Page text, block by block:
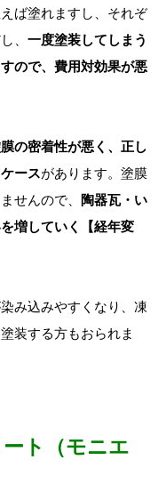
ば塗れますし、それぞ
、 一度塗装してしまう
ので、費用対効果が悪
の密着性が悪く、正し
ースがあります。塗膜
せんので、
陶器瓦・い
増していく【経年変
み込みやすくなり、凍
装する方もおられま
ト（モニエ